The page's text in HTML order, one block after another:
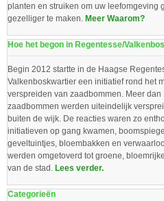
planten en struiken om uw leefomgeving
gezelliger te maken. Meer Waarom?
Hoe het begon in Regentesse/Valkenbos
Begin 2012 startte in de Haagse
Valkenboskwartier een initiatief rond het
verspreiden van zaadbommen. Meer dan
zaadbommen werden uiteindelijk
buiten de wijk. De reacties waren zo
initiatieven op gang kwamen,
geveltuintjes, bloembakken en
werden omgetoverd tot groene,
van de stad. Lees verder.
Categorieën